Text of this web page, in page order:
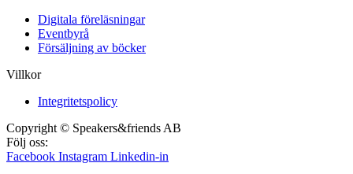
Digitala föreläsningar
Eventbyrå
Försäljning av böcker
Villkor
Integritetspolicy
Copyright © Speakers&friends AB
Följ oss:
Facebook Instagram Linkedin-in